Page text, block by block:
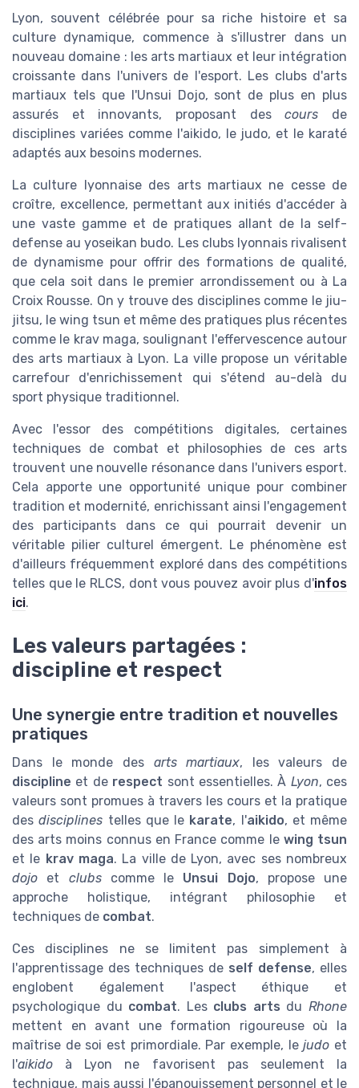
Lyon, souvent célébrée pour sa riche histoire et sa
culture dynamique, commence à s'illustrer dans un
nouveau domaine : les arts martiaux et leur intégration
croissante dans l'univers de l'esport. Les clubs d'arts
martiaux tels que l'Unsui Dojo, sont de plus en plus
assurés et innovants, proposant descours de
disciplines variées comme l'aikido, le judo, et le karaté
adaptés aux besoins modernes.
La culture lyonnaise des arts martiaux ne cesse de
croître, excellence, permettant aux initiés d'accéder à
une vaste gamme et de pratiques allant de la self-
defense au yoseikan budo. Les clubs lyonnais rivalisent
de dynamisme pour offrir des formations de qualité,
que cela soit dans le premier arrondissement ou à La
Croix Rousse. On y trouve des disciplines comme le jiu-
jitsu, le wing tsun et même des pratiques plus récentes
comme le krav maga, soulignant l'effervescence autour
des arts martiaux à Lyon. La ville propose un véritable
carrefour d'enrichissement qui s'étend au-delà du
sport physique traditionnel.
Avec l'essor des compétitions digitales, certaines
techniques de combat et philosophies de ces arts
trouvent une nouvelle résonance dans l'univers esport.
Cela apporte une opportunité unique pour combiner
tradition et modernité, enrichissant ainsi l'engagement
des participants dans ce qui pourrait devenir un
véritable pilier culturel émergent. Le phénomène est
d'ailleurs fréquemment exploré dans des compétitions
telles que le RLCS, dont vous pouvez avoir plus d'infos
ici.
Les valeurs partagées :
discipline et respect
Une synergie entre tradition et nouvelles
pratiques
Dans le monde des arts martiaux, les valeurs de
discipline et de respect sont essentielles. À Lyon, ces
valeurs sont promues à travers les cours et la pratique
desdisciplines telles que le karate, l'aikido, et même
des arts moins connus en France comme le wing tsun
et le krav maga. La ville de Lyon, avec ses nombreux
dojo et clubscomme le Unsui Dojo, propose une
approche holistique, intégrant philosophie et
techniques de combat.
Ces disciplines ne se limitent pas simplement à
l'apprentissage des techniques de self defense, elles
englobent également l'aspect éthique et
psychologique du combat. Les clubs arts duRhone
mettent en avant une formation rigoureuse où la
maîtrise de soi est primordiale. Par exemple, lejudo et
l'aikido à Lyon ne favorisent pas seulement la
technique, mais aussi l'épanouissement personnel et le